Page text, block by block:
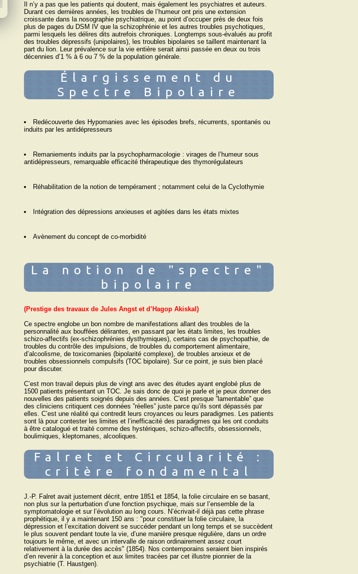
Il n’y a pas que les patients qui doutent, mais également les psychiatres et auteurs.
Durant ces dernières années, les troubles de l’humeur ont pris une extension
croissante dans la nosographie psychiatrique, au point d’occuper près de deux fois
plus de pages du DSM IV que la schizophrénie et les autres troubles psychotiques,
parmi lesquels les délires dits autrefois chroniques. Longtemps sous-évalués au profit
des troubles dépressifs (unipolaires), les troubles bipolaires se taillent maintenant la
part du lion. Leur prévalence sur la vie entière serait ainsi passée en deux ou trois
décennies d’1 % à 6 ou 7 % de la population générale.
Élargissement du
Spectre Bipolaire
Redécouverte des Hypomanies avec les épisodes brefs, récurrents, spontanés ou
induits par les antidépresseurs
Remaniements induits par la psychopharmacologie : virages de l’humeur sous
antidépresseurs, remarquable efficacité thérapeutique des thymorégulateurs
Réhabilitation de la notion de tempérament ; notamment celui de la Cyclothymie
Intégration des dépressions anxieuses et agitées dans les états mixtes
Avènement du concept de co-morbidité
La notion de "spectre"
bipolaire
(Prestige des travaux de Jules Angst et d’Hagop Akiskal)
Ce spectre englobe un bon nombre de manifestations allant des troubles de la
personnalité aux bouffées délirantes, en passant par les états limites, les troubles
schizo-affectifs (ex-schizophrénies dysthymiques), certains cas de psychopathie, de
troubles du contrôle des impulsions, de troubles du comportement alimentaire,
d’alcoolisme, de toxicomanies (bipolarité complexe), de troubles anxieux et de
troubles obsessionnels compulsifs (TOC bipolaire). Sur ce point, je suis bien placé
pour discuter.
C’est mon travail depuis plus de vingt ans avec des études ayant englobé plus de
1500 patients présentant un TOC. Je sais donc de quoi je parle et je peux donner des
nouvelles des patients soignés depuis des années. C’est presque ˮlamentableˮ que
des cliniciens critiquent ces données ˮréellesˮ juste parce qu’ils sont dépassés par
elles. C’est une réalité qui contredit leurs croyances ou leurs paradigmes. Les patients
sont là pour contester les limites et l’inefficacité des paradigmes qui les ont conduits
à être catalogué et traité comme des hystériques, schizo-affectifs, obsessionnels,
boulimiques, kleptomanes, alcooliques.
Falret et Circularité :
critère fondamental
J.-P. Falret avait justement décrit, entre 1851 et 1854, la folie circulaire en se basant,
non plus sur la perturbation d’une fonction psychique, mais sur l’ensemble de la
symptomatologie et sur l’évolution au long cours. N’écrivait-il déjà pas cette phrase
prophétique, il y a maintenant 150 ans : "pour constituer la folie circulaire, la
dépression et l’excitation doivent se succéder pendant un long temps et se succèdent
le plus souvent pendant toute la vie, d’une manière presque régulière, dans un ordre
toujours le même, et avec un intervalle de raison ordinairement assez court
relativement à la durée des accès" (1854). Nos contemporains seraient bien inspirés
d’en revenir à la conception et aux limites tracées par cet illustre pionnier de la
psychiatrie (T. Haustgen).